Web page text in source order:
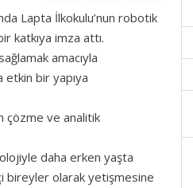
Lapta İlkokulu’nun robotik
katkıya imza attı.
amacıyla
bir yapıya
çözme ve analitik
daha erken yaşta
bireyler olarak yetişmesine